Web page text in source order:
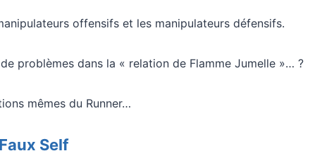
offensifs et les manipulateurs défensifs.
problèmes dans la « relation de Flamme Jumelle »… ?
mêmes du Runner…
Self